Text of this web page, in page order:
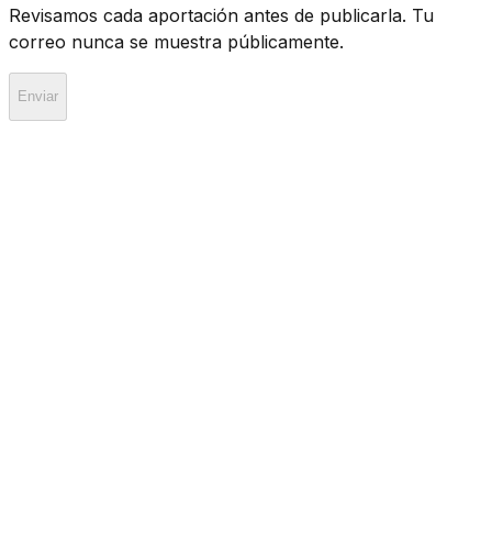
Revisamos cada aportación antes de publicarla. Tu
correo nunca se muestra públicamente.
Enviar